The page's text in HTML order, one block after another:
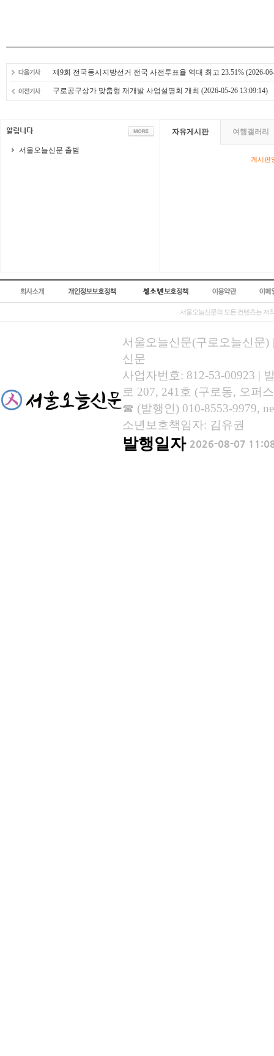
제9회 전국동시지방선거 전국 사전투표율 역대 최고 23.51% (2026-
구로공구상가 맞춤형 재개발 사업설명회 개최 (2026-05-26 13:09:14)
서울오늘신문 출범
자유게시판 여행갤러리
게시판
서울오늘신문의 모든 컨텐츠는 저
서울오늘신문(구로오늘신문)
신문
사업자번호: 812-53-00923 |
로 207, 241호 (구로동, 오퍼
☎ (발행인) 010-8553-9979,
소년보호책임자: 김유권
발행일자